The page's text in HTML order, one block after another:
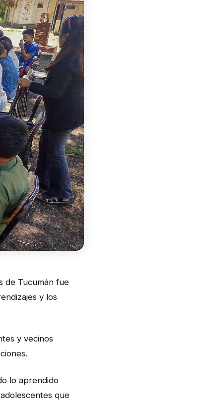
de Tucumán fue
y los
y vecinos
lo aprendido
que